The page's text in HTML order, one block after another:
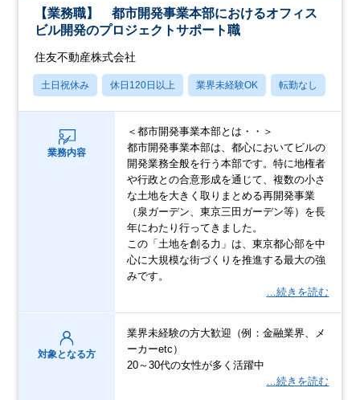
【業務職】 都市開発事業本部におけるオフィス
ビル開発のプロジェクトサポート職
住友不動産株式会社
土日祝休み 休日120日以上 業界未経験OK 転勤なし
業務内容
＜都市開発事業本部とは・・＞
都市開発事業本部は、都心においてビルの
開発業務全般を行う本部です。特に地権者
や行政との合意形成を通じて、複数の小さ
な土地を大きく取りまとめる再開発事業
（泉ガーデン、東京三田ガーデン等）を長
年にわたり行ってきました。
この「土地を創る力」は、東京都心部を中
心に大規模な街づくりを推進する最大の強
みです。
…続きを読む
対象となる方
業界未経験の方大歓迎（例：金融業界、メ
ーカーetc）
20～30代の女性が多く活躍中
…続きを読む